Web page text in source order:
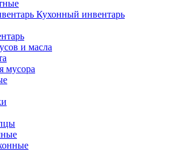
Кухонный инвентарь
и масла
мусора